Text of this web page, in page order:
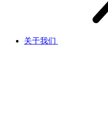
关于我们